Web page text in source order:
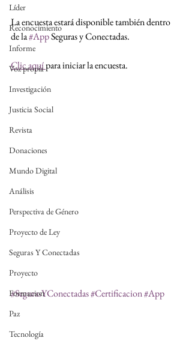
Líder
Reconocimiento
Informe
Voz propia
Investigación
Justicia Social
Revista
Donaciones
Mundo Digital
Análisis
Perspectiva de Género
Proyecto de Ley
Seguras Y Conectadas
Proyecto
Formacion
Paz
Tecnología
La encuesta estará disponible también dentro
de la #App Seguras y Conectadas.
Clic aquí para iniciar la encuesta.
#SegurasYConectadas#Certificacion#App